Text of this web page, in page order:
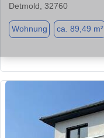
Detmold, 32760
Wohnung ca. 89,49 m²